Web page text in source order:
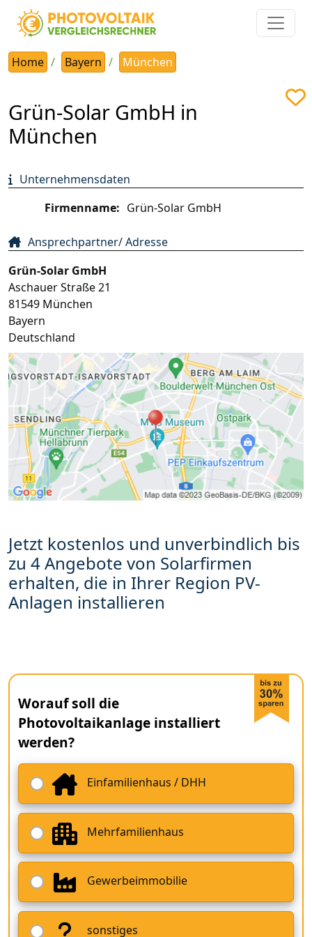
Home Bayern München
Grün-Solar GmbH in
München
Unternehmensdaten
Firmenname: Grün-Solar GmbH
Ansprechpartner/ Adresse
Grün-Solar GmbH
Aschauer Straße 21
81549 München
Bayern
Deutschland
Jetzt kostenlos und unverbindlich bis
zu 4 Angebote von Solarfirmen
erhalten, die in Ihrer Region PV-
Anlagen installieren
Worauf soll die
Photovoltaikanlage installiert
werden?
Einfamilienhaus / DHH
Mehrfamilienhaus
Gewerbeimmobilie
sonstiges